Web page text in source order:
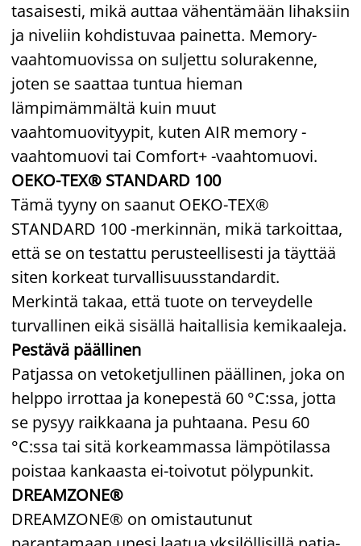
tasaisesti, mikä auttaa vähentämään lihaksiin
ja niveliin kohdistuvaa painetta. Memory-
vaahtomuovissa on suljettu solurakenne,
joten se saattaa tuntua hieman
lämpimämmältä kuin muut
vaahtomuovityypit, kuten AIR memory -
vaahtomuovi tai Comfort+ -vaahtomuovi.
OEKO-TEX® STANDARD 100
Tämä tyyny on saanut OEKO-TEX®
STANDARD 100 -merkinnän, mikä tarkoittaa,
että se on testattu perusteellisesti ja täyttää
siten korkeat turvallisuusstandardit.
Merkintä takaa, että tuote on terveydelle
turvallinen eikä sisällä haitallisia kemikaaleja.
Pestävä päällinen
Patjassa on vetoketjullinen päällinen, joka on
helppo irrottaa ja konepestä 60 °C:ssa, jotta
se pysyy raikkaana ja puhtaana. Pesu 60
°C:ssa tai sitä korkeammassa lämpötilassa
poistaa kankaasta ei-toivotut pölypunkit.
DREAMZONE®
DREAMZONE® on omistautunut